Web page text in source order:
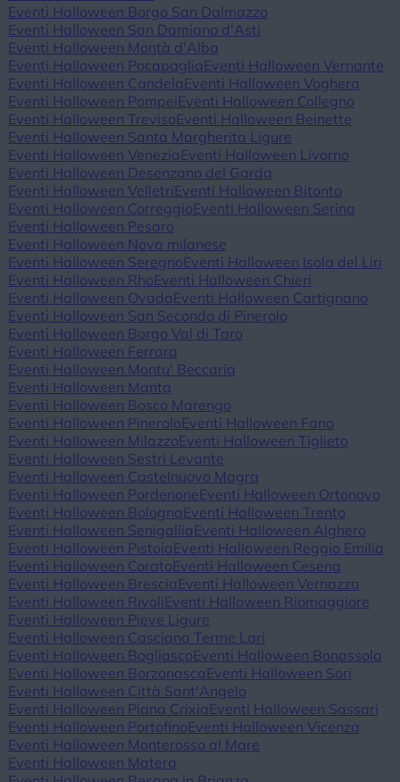
Eventi Halloween Borgo San Dalmazzo
Eventi Halloween San Damiano d'Asti
Eventi Halloween Montà d'Alba
Eventi Halloween Pocapaglia Eventi Halloween Vernante
Eventi Halloween Candela Eventi Halloween Voghera
Eventi Halloween PompeiEventi Halloween Collegno
Eventi Halloween TrevisoEventi Halloween Beinette
Eventi Halloween Santa Margherita Ligure
Eventi Halloween Venezia Eventi Halloween Livorno
Eventi Halloween Desenzano del Garda
Eventi Halloween VelletriEventi Halloween Bitonto
Eventi Halloween CorreggioEventi Halloween Serina
Eventi Halloween Pesaro
Eventi Halloween Nova milanese
Eventi Halloween SeregnoEventi Halloween Isola del Liri
Eventi Halloween RhoEventi Halloween Chieri
Eventi Halloween Ovada Eventi Halloween Cartignano
Eventi Halloween San Secondo di Pinerolo
Eventi Halloween Borgo Val di Taro
Eventi Halloween Ferrara
Eventi Halloween Montu' Beccaria
Eventi Halloween Manta
Eventi Halloween Bosco Marengo
Eventi Halloween PineroloEventi Halloween Fano
Eventi Halloween MilazzoEventi Halloween Tiglieto
Eventi Halloween Sestri Levante
Eventi Halloween Castelnuovo Magra
Eventi Halloween PordenoneEventi Halloween Ortonovo
Eventi Halloween Bologna Eventi Halloween Trento
Eventi Halloween Senigallia Eventi Halloween Alghero
Eventi Halloween Pistoia Eventi Halloween Reggio Emilia
Eventi Halloween CoratoEventi Halloween Cesena
Eventi Halloween Brescia Eventi Halloween Vernazza
Eventi Halloween RivoliEventi Halloween Riomaggiore
Eventi Halloween Pieve Ligure
Eventi Halloween Casciana Terme Lari
Eventi Halloween BogliascoEventi Halloween Bonassola
Eventi Halloween Borzonasca Eventi Halloween Sori
Eventi Halloween Città Sant'Angelo
Eventi Halloween Piana Crixia Eventi Halloween Sassari
Eventi Halloween PortofinoEventi Halloween Vicenza
Eventi Halloween Monterosso al Mare
Eventi Halloween Matera